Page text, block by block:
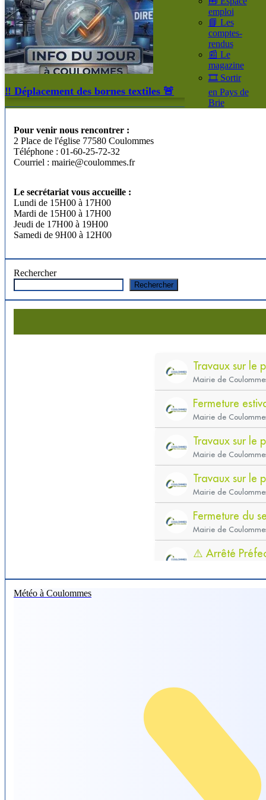
emploi
📘 Les
comptes-
rendus
📰 Le
magazine
🎞️ Sortir
en Pays de
Brie
‼️ Déplacement des bornes textiles 🚨
Pour venir nous rencontrer :
2 Place de l'église 77580 Coulommes
Téléphone : 01-60-25-72-32
Courriel : mairie@coulommes.fr
Le secrétariat vous accueille :
Lundi de 15H00 à 17H00
Mardi de 15H00 à 17H00
Jeudi de 17H00 à 19H00
Samedi de 9H00 à 12H00
Rechercher
Rechercher
Météo à Coulommes